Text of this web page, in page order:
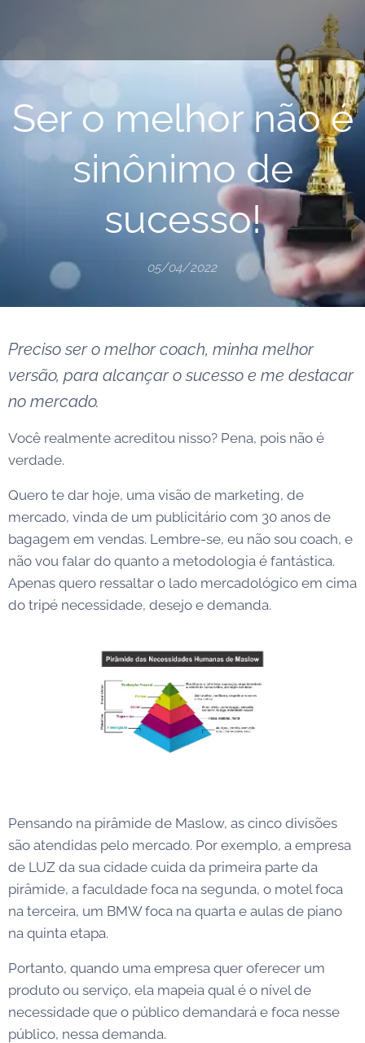
Ser o melhor não é
sinônimo de
sucesso!
05/04/2022
Preciso ser o melhor coach, minha melhor
versão, para alcançar o sucesso e me destacar
no mercado.
Você realmente acreditou nisso? Pena, pois não é
verdade.
Quero te dar hoje, uma visão de marketing, de
mercado, vinda de um publicitário com 30 anos de
bagagem em vendas. Lembre-se, eu não sou coach, e
não vou falar do quanto a metodologia é fantástica.
Apenas quero ressaltar o lado mercadológico em cima
do tripé necessidade, desejo e demanda.
Pensando na pirâmide de Maslow, as cinco divisões
são atendidas pelo mercado. Por exemplo, a empresa
de LUZ da sua cidade cuida da primeira parte da
pirâmide, a faculdade foca na segunda, o motel foca
na terceira, um BMW foca na quarta e aulas de piano
na quinta etapa.
Portanto, quando uma empresa quer oferecer um
produto ou serviço, ela mapeia qual é o nível de
necessidade que o público demandará e foca nesse
público, nessa demanda.